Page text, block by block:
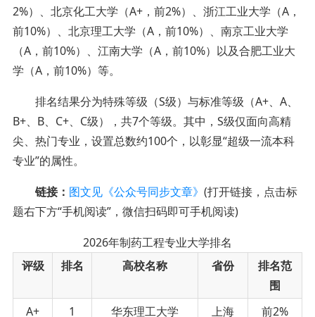
2%）、北京化工大学（A+，前2%）、浙江工业大学（A，
前10%）、北京理工大学（A，前10%）、南京工业大学
（A，前10%）、江南大学（A，前10%）以及合肥工业大
学（A，前10%）等。
排名结果分为特殊等级（S级）与标准等级（A+、A、
B+、B、C+、C级），共7个等级。其中，S级仅面向高精
尖、热门专业，设置总数约100个，以彰显“超级一流本科
专业”的属性。
链接： 图文见《公众号同步文章》 (打开链接，点击标
题右下方“手机阅读”，微信扫码即可手机阅读)
2026年制药工程专业大学排名
评级
排名 高校名称 省份
排名范
围
A+
1 华东理工大学 上海
前2%